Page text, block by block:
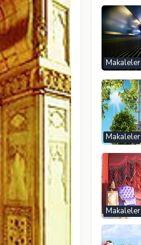
Makaleler
Makaleler
Makaleler